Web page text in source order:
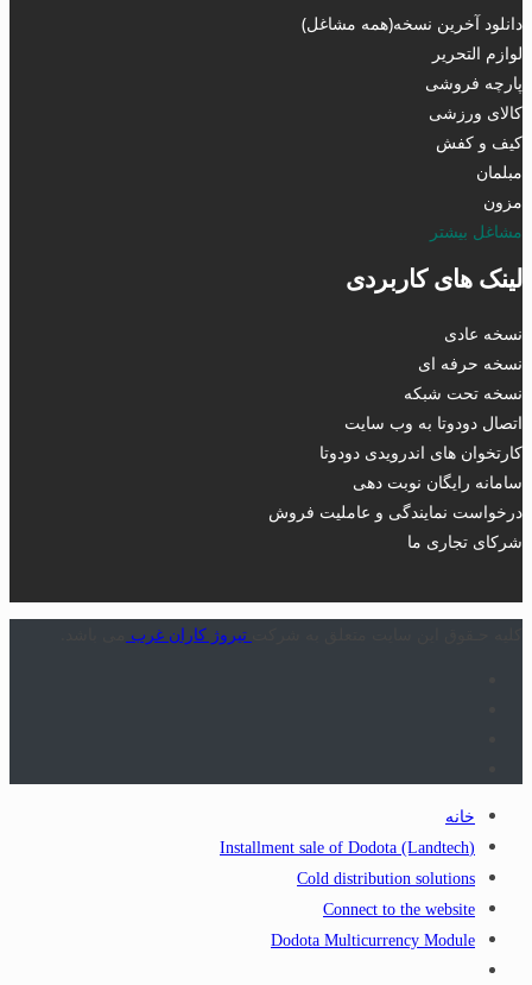
دانلود آخرین نسخه(همه مشاغل)
لوازم التحریر
پارچه فروشی
کالای ورزشی
کیف و کفش
مبلمان
مزون
مشاغل بیشتر
لینک های کاربردی
نسخه عادی
نسخه حرفه ای
نسخه تحت شبکه
اتصال دودوتا به وب سایت
کارتخوان های اندرویدی دودوتا
سامانه رایگان نوبت دهی
درخواست نمایندگی و عاملیت فروش
شرکای تجاری ما
تیروژ کاران غرب
خانه
(Installment sale of Dodota (Landtech
Cold distribution solutions
Connect to the website
Dodota Multicurrency Module